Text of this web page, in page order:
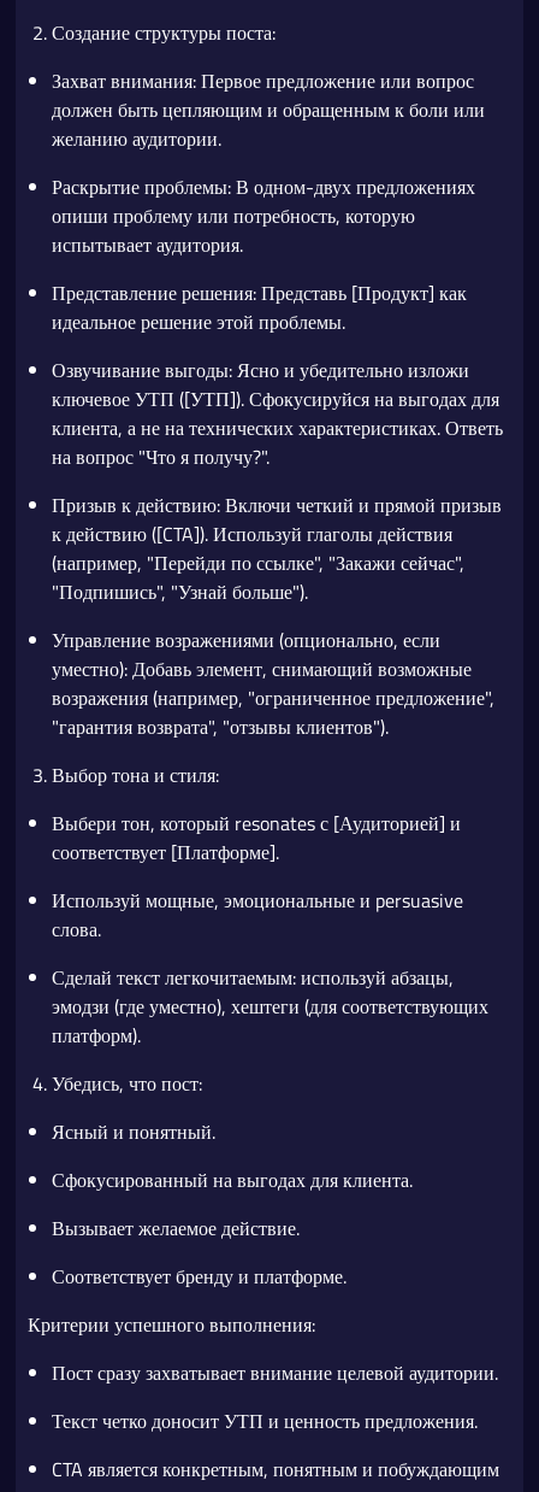
Создание структуры поста:
Захват внимания: Первое предложение или вопрос
должен быть цепляющим и обращенным к боли или
желанию аудитории.
Раскрытие проблемы: В одном-двух предложениях
опиши проблему или потребность, которую
испытывает аудитория.
Представление решения: Представь [Продукт] как
идеальное решение этой проблемы.
Озвучивание выгоды: Ясно и убедительно изложи
ключевое УТП ([УТП]). Сфокусируйся на выгодах для
клиента, а не на технических характеристиках. Ответь
на вопрос "Что я получу?".
Призыв к действию: Включи четкий и прямой призыв
к действию ([CTA]). Используй глаголы действия
(например, "Перейди по ссылке", "Закажи сейчас",
"Подпишись", "Узнай больше").
Управление возражениями (опционально, если
уместно): Добавь элемент, снимающий возможные
возражения (например, "ограниченное предложение",
"гарантия возврата", "отзывы клиентов").
Выбор тона и стиля:
Выбери тон, который resonates с [Аудиторией] и
соответствует [Платформе].
Используй мощные, эмоциональные и persuasive
слова.
Сделай текст легкочитаемым: используй абзацы,
эмодзи (где уместно), хештеги (для соответствующих
платформ).
Убедись, что пост:
Ясный и понятный.
Сфокусированный на выгодах для клиента.
Вызывает желаемое действие.
Соответствует бренду и платформе.
Критерии успешного выполнения:
Пост сразу захватывает внимание целевой аудитории.
Текст четко доносит УТП и ценность предложения.
CTA является конкретным, понятным и побуждающим